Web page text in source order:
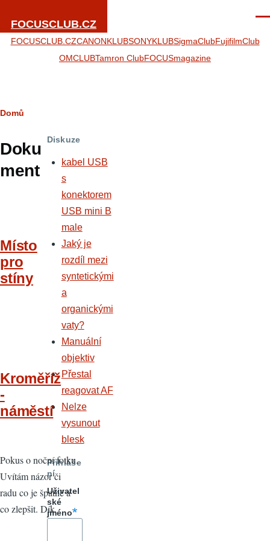
FOCUSCLUB.CZ
FOCUSCLUB.CZCANONKLUBSONYKLUBSigmaClubFujifilmClub
OMCLUBTamron ClubFOCUSmagazine
Drobečková
navigace
Domů
Doku
ment
Místo
pro
stíny
Kroměříž
-
náměstí
Pokus o noční fotku.
Uvítám názor či
radu co je špatně a
co zlepšit. Dík
Diskuze
kabel USB
s
konektorem
USB mini B
male
Jaký je
rozdíl mezi
syntetickými
a
organickými
vaty?
Manuální
objektiv
Přestal
reagovat AF
Nelze
vysunout
blesk
Přihláše
ní
Uživatel
ské
jméno